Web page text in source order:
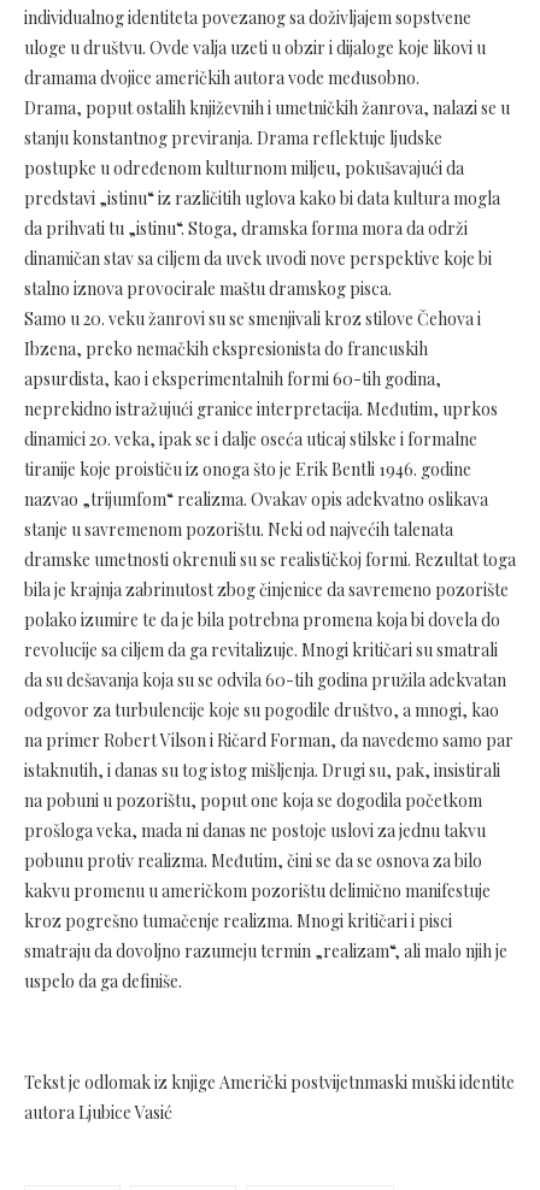
individualnog identiteta povezanog sa doživljajem sopstvene
uloge u društvu. Ovde valja uzeti u obzir i dijaloge koje likovi u
dramama dvojice američkih autora vode međusobno.
Drama, poput ostalih književnih i umetničkih žanrova, nalazi se u
stanju konstantnog previranja. Drama reflektuje ljudske
postupke u određenom kulturnom miljeu, pokušavajući da
predstavi „istinu“ iz različitih uglova kako bi data kultura mogla
da prihvati tu „istinu“. Stoga, dramska forma mora da održi
dinamičan stav sa ciljem da uvek uvodi nove perspektive koje bi
stalno iznova provocirale maštu dramskog pisca.
Samo u 20. veku žanrovi su se smenjivali kroz stilove Čehova i
Ibzena, preko nemačkih ekspresionista do francuskih
apsurdista, kao i eksperimentalnih formi 60-tih godina,
neprekidno istražujući granice interpretacija. Međutim, uprkos
dinamici 20. veka, ipak se i dalje oseća uticaj stilske i formalne
tiranije koje proističu iz onoga što je Erik Bentli 1946. godine
nazvao „trijumfom“ realizma. Ovakav opis adekvatno oslikava
stanje u savremenom pozorištu. Neki od najvećih talenata
dramske umetnosti okrenuli su se realističkoj formi. Rezultat toga
bila je krajnja zabrinutost zbog činjenice da savremeno pozorište
polako izumire te da je bila potrebna promena koja bi dovela do
revolucije sa ciljem da ga revitalizuje. Mnogi kritičari su smatrali
da su dešavanja koja su se odvila 60-tih godina pružila adekvatan
odgovor za turbulencije koje su pogodile društvo, a mnogi, kao
na primer Robert Vilson i Ričard Forman, da navedemo samo par
istaknutih, i danas su tog istog mišljenja. Drugi su, pak, insistirali
na pobuni u pozorištu, poput one koja se dogodila početkom
prošloga veka, mada ni danas ne postoje uslovi za jednu takvu
pobunu protiv realizma. Međutim, čini se da se osnova za bilo
kakvu promenu u američkom pozorištu delimično manifestuje
kroz pogrešno tumačenje realizma. Mnogi kritičari i pisci
smatraju da dovoljno razumeju termin „realizam“, ali malo njih je
uspelo da ga definiše.
Tekst je odlomak iz knjige Američki postvijetnmaski muški identite
autora Ljubice Vasić